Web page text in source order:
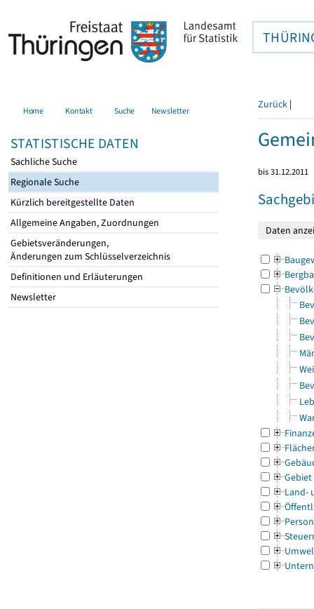
Home Kontakt Suche Newsletter
STATISTISCHE DATEN
Sachliche Suche
Regionale Suche
Kürzlich bereitgestellte Daten
Allgemeine Angaben, Zuordnungen
Gebietsveränderungen,
Änderungen zum Schlüsselverzeichnis
Definitionen und Erläuterungen
Newsletter
Zurück |
bis 31.12.2011
Gebiet
Land-